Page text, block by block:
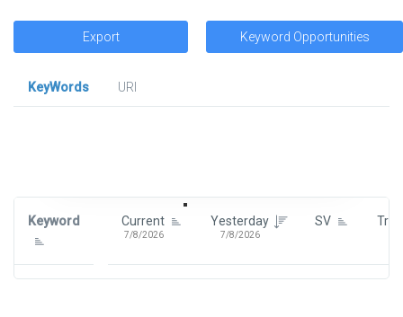
Export Keyword Opportunities
KeyWords
URl
Keyword Current
7/8/2026
Yesterday
7/8/2026
SV